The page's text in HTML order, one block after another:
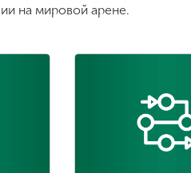
на мировой арене.